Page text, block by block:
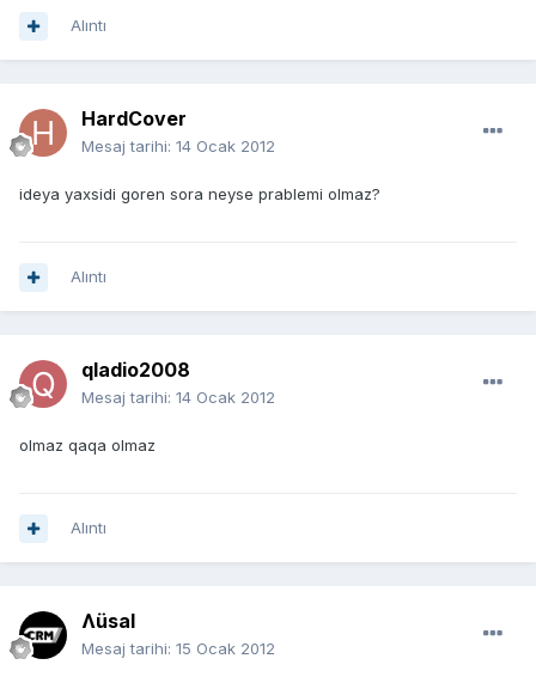
Alıntı
HardCover
Mesaj tarihi: 14 Ocak 2012
ideya yaxsidi goren sora neyse prablemi olmaz?
Alıntı
qladio2008
Mesaj tarihi: 14 Ocak 2012
olmaz qaqa olmaz
Alıntı
Ʌüsal
Mesaj tarihi: 15 Ocak 2012